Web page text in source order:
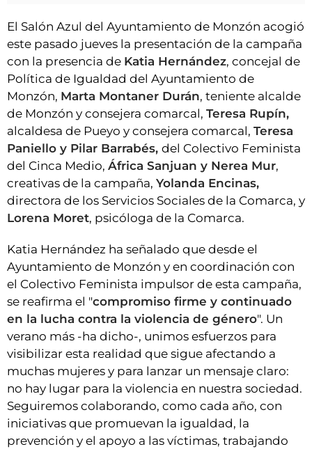
El Salón Azul del Ayuntamiento de Monzón acogió
este pasado jueves la presentación de la campaña
con la presencia de Katia Hernández, concejal de
Política de Igualdad del Ayuntamiento de
Monzón, Marta Montaner Durán, teniente alcalde
de Monzón y consejera comarcal, Teresa Rupín,
alcaldesa de Pueyo y consejera comarcal, Teresa
Paniello y Pilar Barrabés, del Colectivo Feminista
del Cinca Medio, África Sanjuan y Nerea Mur,
creativas de la campaña, Yolanda Encinas,
directora de los Servicios Sociales de la Comarca, y
Lorena Moret, psicóloga de la Comarca.
Katia Hernández ha señalado que desde el
Ayuntamiento de Monzón y en coordinación con
el Colectivo Feminista impulsor de esta campaña,
se reafirma el "compromiso firme y continuado
en la lucha contra la violencia de género". Un
verano más -ha dicho-, unimos esfuerzos para
visibilizar esta realidad que sigue afectando a
muchas mujeres y para lanzar un mensaje claro:
no hay lugar para la violencia en nuestra sociedad.
Seguiremos colaborando, como cada año, con
iniciativas que promuevan la igualdad, la
prevención y el apoyo a las víctimas, trabajando